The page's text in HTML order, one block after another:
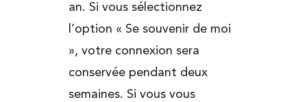
an. Si vous sélectionnez
l’option « Se souvenir de moi
», votre connexion sera
conservée pendant deux
semaines. Si vous vous